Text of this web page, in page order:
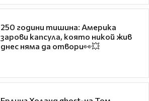
250 години тишина: Америка
зарови капсула, която никой жив
днес няма да отвори👀💥